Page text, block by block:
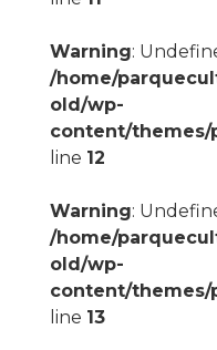
Warning:
/home/
old/wp-
content/themes/
line 12
Warning:
/home/
old/wp-
content/themes/
line 13